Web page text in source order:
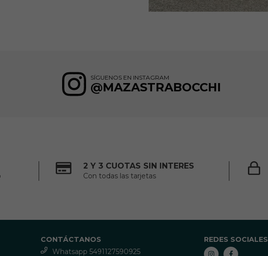
SÍGUENOS EN INSTAGRAM
@MAZASTRABOCCHI
2 Y 3 CUOTAS SIN INTERES
Con todas las tarjetas
CONTÁCTANOS
Whatsapp 5491127590925
REDES SOCIALES